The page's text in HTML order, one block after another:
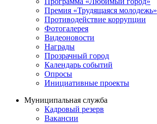
Премия «Трудящаяся молодежь»
Противодействие коррупции
Фотогалерея
Видеоновости
Награды
Прозрачный город
Календарь событий
Опросы
Инициативные проекты
Муниципальная служба
Кадровый резерв
Вакансии